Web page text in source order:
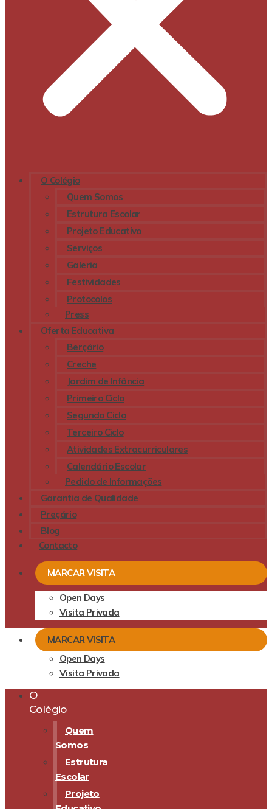
O Colégio
Quem Somos
Estrutura Escolar
Projeto Educativo
Serviços
Galeria
Festividades
Protocolos
Press
Oferta Educativa
Berçário
Creche
Jardim de Infância
Primeiro Ciclo
Segundo Ciclo
Terceiro Ciclo
Atividades Extracurriculares
Calendário Escolar
Pedido de Informações
Garantia de Qualidade
Preçário
Blog
Contacto
MARCAR VISITA
Open Days
Visita Privada
MARCAR VISITA
Open Days
Visita Privada
O
Colégio
Quem
Somos
Estrutura
Escolar
Projeto